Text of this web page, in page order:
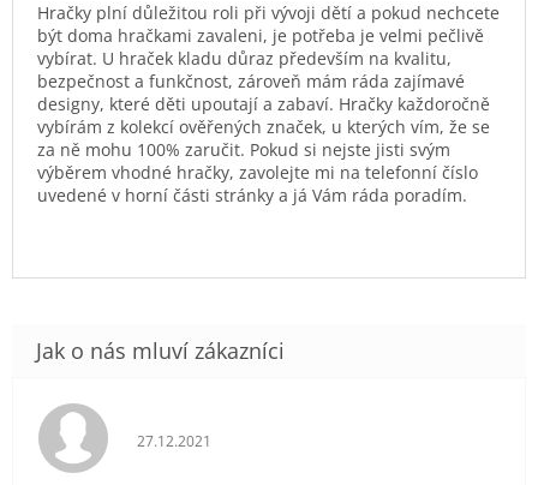
Hračky plní důležitou roli při vývoji dětí a pokud nechcete
být doma hračkami zavaleni, je potřeba je velmi pečlivě
vybírat. U hraček kladu důraz především na kvalitu,
bezpečnost a funkčnost, zároveň mám ráda zajímavé
designy, které děti upoutají a zabaví. Hračky každoročně
vybírám z kolekcí ověřených značek, u kterých vím, že se
za ně mohu 100% zaručit. Pokud si nejste jisti svým
výběrem vhodné hračky, zavolejte mi na telefonní číslo
uvedené v horní části stránky a já Vám ráda poradím.
Hodnocení obchodu je 5 z 5 hvězdiček.
27.12.2021